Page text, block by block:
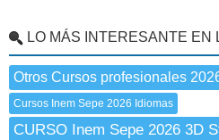
LO MÁS INTERESANTE EN
Otros Cursos profesionales
Cursos Inem Sepe 2026 Idiomas
CURSO Inem Sepe 2026 3D